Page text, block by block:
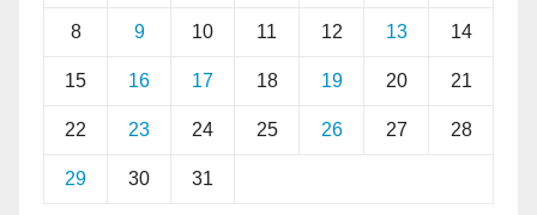
8 9 10 11 12 13 14
15 16 17 18 19 20 21
22 23 24 25 26 27 28
29 30 31